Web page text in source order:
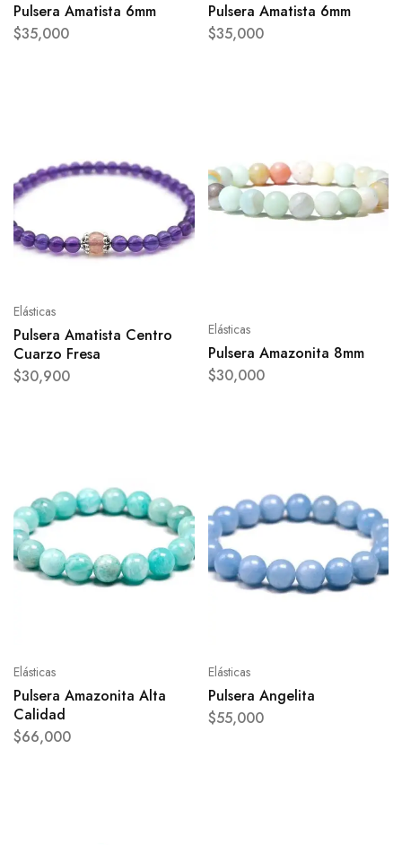
Pulsera Amatista 6mm
$35,000
Pulsera Amatista 6mm
$35,000
Elásticas
Pulsera Amatista Centro
Cuarzo Fresa
$30,900
Elásticas
Pulsera Amazonita 8mm
$30,000
Elásticas
Pulsera Amazonita Alta
Calidad
$66,000
Elásticas
Pulsera Angelita
$55,000